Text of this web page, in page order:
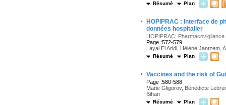
Résumé Plan
·
HOPIPRAC : Interface de
données hospitalier
HOPIPRAC:
Page :572-579
Layal El Aridi, Hélène Jantzem,
Résumé Plan
· Vaccines and the risk of
Page :580-588
Marie Gligorov, Bénédicte
Bihan
Résumé Plan